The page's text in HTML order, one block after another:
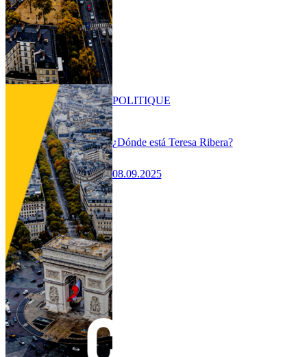
¿Dónde está Teresa Ribera?
08.09.2025
POLITIQUE